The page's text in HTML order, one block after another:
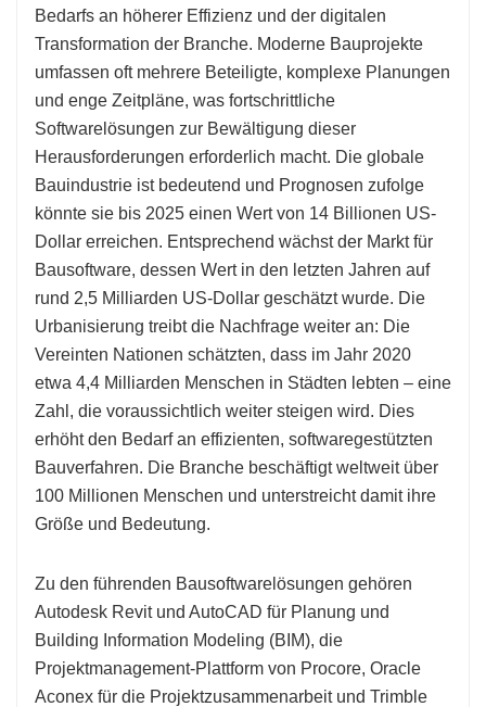
Bedarfs an höherer Effizienz und der digitalen
Transformation der Branche. Moderne Bauprojekte
umfassen oft mehrere Beteiligte, komplexe Planungen
und enge Zeitpläne, was fortschrittliche
Softwarelösungen zur Bewältigung dieser
Herausforderungen erforderlich macht. Die globale
Bauindustrie ist bedeutend und Prognosen zufolge
könnte sie bis 2025 einen Wert von 14 Billionen US-
Dollar erreichen. Entsprechend wächst der Markt für
Bausoftware, dessen Wert in den letzten Jahren auf
rund 2,5 Milliarden US-Dollar geschätzt wurde. Die
Urbanisierung treibt die Nachfrage weiter an: Die
Vereinten Nationen schätzten, dass im Jahr 2020
etwa 4,4 Milliarden Menschen in Städten lebten – eine
Zahl, die voraussichtlich weiter steigen wird. Dies
erhöht den Bedarf an effizienten, softwaregestützten
Bauverfahren. Die Branche beschäftigt weltweit über
100 Millionen Menschen und unterstreicht damit ihre
Größe und Bedeutung.
Zu den führenden Bausoftwarelösungen gehören
Autodesk Revit und AutoCAD für Planung und
Building Information Modeling (BIM), die
Projektmanagement-Plattform von Procore, Oracle
Aconex für die Projektzusammenarbeit und Trimble